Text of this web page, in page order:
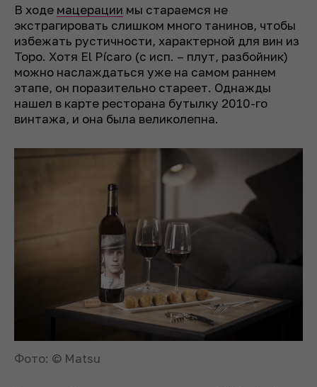
В ходе мацерации мы стараемся не
экстрагировать слишком много танинов, чтобы
избежать рустичности, характерной для вин из
Торо. Хотя El Pícaro (с исп. – плут, разбойник)
можно наслаждаться уже на самом раннем
этапе, он поразительно стареет. Однажды
нашел в карте ресторана бутылку 2010-го
винтажа, и она была великолепна.
Фото: © Matsu